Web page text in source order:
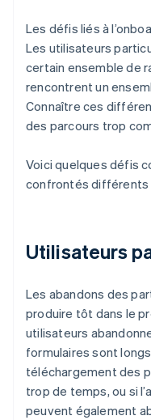
Les défis liés à
Les utilisateurs
certain ensemble de
rencontrent un
Connaître ces
des parcours trop
Voici quelques défis
confrontés différents
Utilisateurs
Les abandons des
produire tôt dans le
utilisateurs
formulaires sont
téléchargement des
trop de temps, ou si
peuvent également